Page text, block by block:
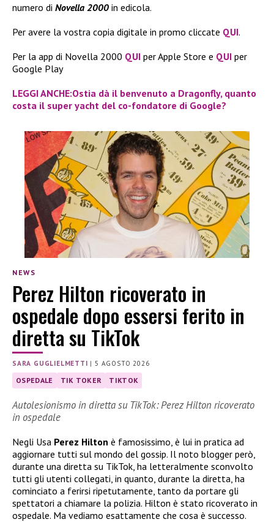
numero di Novella 2000 in edicola.
Per avere la vostra copia digitale in promo cliccate QUI.
Per la app di Novella 2000 QUI per Apple Store e QUI per
Google Play
LEGGI ANCHE:Ostia dà il benvenuto a Dragonfly, quanto
costa il super yacht del co-fondatore di Google?
NEWS
Perez Hilton ricoverato in
ospedale dopo essersi ferito in
diretta su TikTok
SARA GUGLIELMETTI |5 AGOSTO 2026
OSPEDALE TIK TOKER TIKTOK
Autolesionismo in diretta su TikTok: Perez Hilton ricoverato
in ospedale
Negli Usa Perez Hilton è famosissimo, è lui in pratica ad
aggiornare tutti sul mondo del gossip. Il noto blogger però,
durante una diretta su TikTok, ha letteralmente sconvolto
tutti gli utenti collegati, in quanto, durante la diretta, ha
cominciato a ferirsi ripetutamente, tanto da portare gli
spettatori a chiamare la polizia. Hilton è stato ricoverato in
ospedale. Ma vediamo esattamente che cosa è successo.